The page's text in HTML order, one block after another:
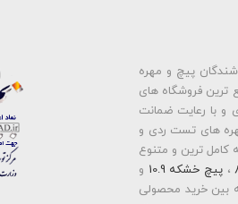
پیچ و مهره
ترین فروشگاه های
1398 ، با رسالت مشتری مداری و با رعایت ضمانت
های تست ردی و
کامل ترین و متنوع
،پیچ خشکه 10.9
و
خرید محصولی